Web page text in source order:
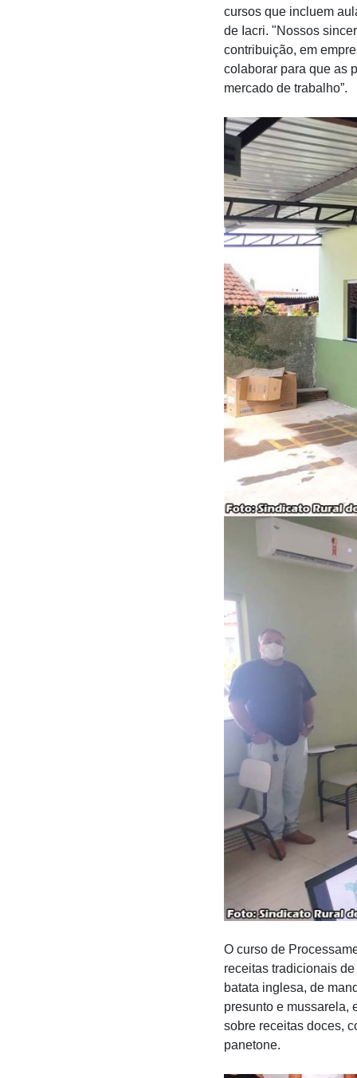
cursos que incluem
de Iacri. "Nossos
contribuição, em
colaborar para que as
mercado de trabalho”.
O curso de
receitas tradicionais
batata inglesa, de
presunto e mussarela,
sobre receitas doces,
panetone.